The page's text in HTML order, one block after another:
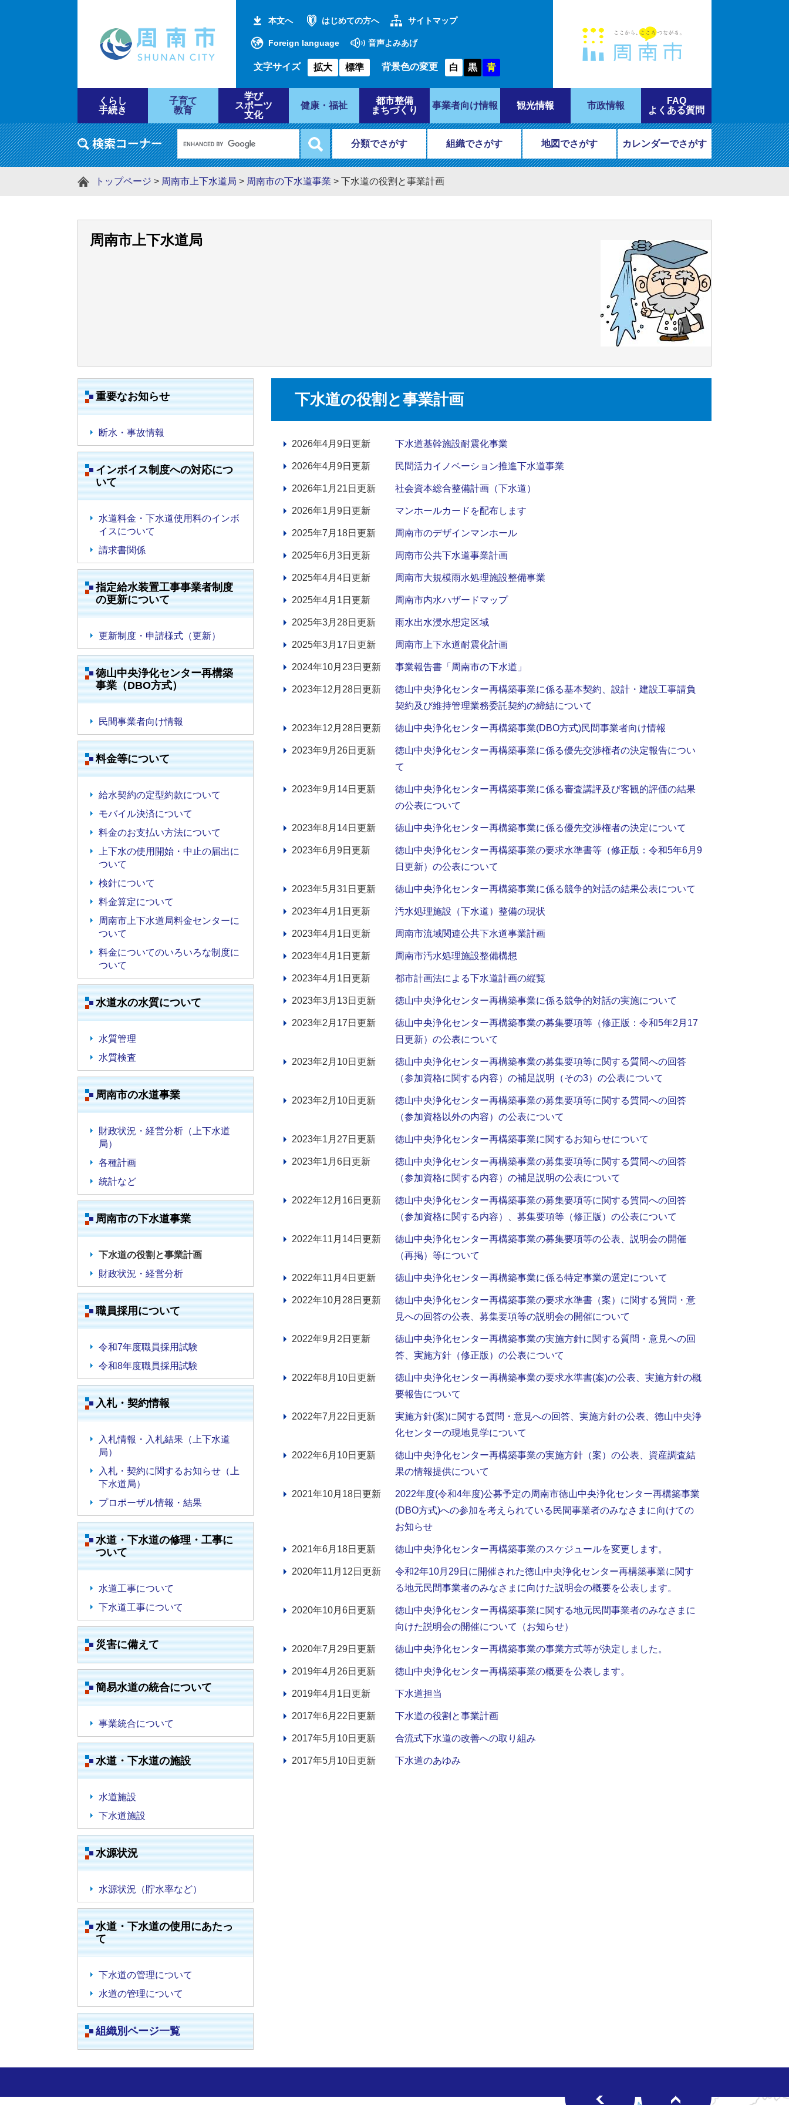
本文へ はじめての方へ サイトマップ
Foreign language 音声よみあげ
文字サイズ 拡大 標準 背景色の変更 白 黒 青
くらし
手続き
子育て
教育
学び
スポーツ
文化
健康・福祉
都市整備
まちづくり
事業者向け情報 観光情報 市政情報
FAQ
よくある質問
分類でさがす 組織でさがす 地図でさがす カレンダーでさがす
トップページ > 周南市上下水道局 > 周南市の下水道事業 > 下水道の役割と事業計画
周南市上下水道局
重要なお知らせ
断水・事故情報
インボイス制度への対応につ
いて
水道料金・下水道使用料のインボ
イスについて
請求書関係
指定給水装置工事事業者制度
の更新について
更新制度・申請様式（更新）
徳山中央浄化センター再構築
事業（DBO方式）
民間事業者向け情報
料金等について
給水契約の定型約款について
モバイル決済について
料金のお支払い方法について
上下水の使用開始・中止の届出に
ついて
検針について
料金算定について
周南市上下水道局料金センターに
ついて
料金についてのいろいろな制度に
ついて
水道水の水質について
水質管理
水質検査
周南市の水道事業
財政状況・経営分析（上下水道
局）
各種計画
統計など
周南市の下水道事業
下水道の役割と事業計画
財政状況・経営分析
職員採用について
令和7年度職員採用試験
令和8年度職員採用試験
入札・契約情報
入札情報・入札結果（上下水道
局）
入札・契約に関するお知らせ（上
下水道局）
プロポーザル情報・結果
水道・下水道の修理・工事に
ついて
水道工事について
下水道工事について
災害に備えて
簡易水道の統合について
事業統合について
水道・下水道の施設
水道施設
下水道施設
水源状況
水源状況（貯水率など）
水道・下水道の使用にあたっ
て
下水道の管理について
水道の管理について
組織別ページ一覧
下水道の役割と事業計画
2026年4月9日更新 下水道基幹施設耐震化事業
2026年4月9日更新 民間活力イノベーション推進下水道事業
2026年1月21日更新 社会資本総合整備計画（下水道）
2026年1月9日更新 マンホールカードを配布します
2025年7月18日更新 周南市のデザインマンホール
2025年6月3日更新 周南市公共下水道事業計画
2025年4月4日更新 周南市大規模雨水処理施設整備事業
2025年4月1日更新 周南市内水ハザードマップ
2025年3月28日更新 雨水出水浸水想定区域
2025年3月17日更新 周南市上下水道耐震化計画
2024年10月23日更新 事業報告書「周南市の下水道」
2023年12月28日更新
徳山中央浄化センター再構築事業に係る基本契約、設計・建設工事請負
契約及び維持管理業務委託契約の締結について
2023年12月28日更新 徳山中央浄化センター再構築事業(DBO方式)民間事業者向け情報
2023年9月26日更新
徳山中央浄化センター再構築事業に係る優先交渉権者の決定報告につい
て
2023年9月14日更新
徳山中央浄化センター再構築事業に係る審査講評及び客観的評価の結果
の公表について
2023年8月14日更新 徳山中央浄化センター再構築事業に係る優先交渉権者の決定について
2023年6月9日更新
徳山中央浄化センター再構築事業の要求水準書等（修正版：令和5年6月9
日更新）の公表について
2023年5月31日更新 徳山中央浄化センター再構築事業に係る競争的対話の結果公表について
2023年4月1日更新 汚水処理施設（下水道）整備の現状
2023年4月1日更新 周南市流域関連公共下水道事業計画
2023年4月1日更新 周南市汚水処理施設整備構想
2023年4月1日更新 都市計画法による下水道計画の縦覧
2023年3月13日更新 徳山中央浄化センター再構築事業に係る競争的対話の実施について
2023年2月17日更新
徳山中央浄化センター再構築事業の募集要項等（修正版：令和5年2月17
日更新）の公表について
2023年2月10日更新
徳山中央浄化センター再構築事業の募集要項等に関する質問への回答
（参加資格に関する内容）の補足説明（その3）の公表について
2023年2月10日更新
徳山中央浄化センター再構築事業の募集要項等に関する質問への回答
（参加資格以外の内容）の公表について
2023年1月27日更新 徳山中央浄化センター再構築事業に関するお知らせについて
2023年1月6日更新
徳山中央浄化センター再構築事業の募集要項等に関する質問への回答
（参加資格に関する内容）の補足説明の公表について
2022年12月16日更新
徳山中央浄化センター再構築事業の募集要項等に関する質問への回答
（参加資格に関する内容）、募集要項等（修正版）の公表について
2022年11月14日更新
徳山中央浄化センター再構築事業の募集要項等の公表、説明会の開催
（再掲）等について
2022年11月4日更新 徳山中央浄化センター再構築事業に係る特定事業の選定について
2022年10月28日更新
徳山中央浄化センター再構築事業の要求水準書（案）に関する質問・意
見への回答の公表、募集要項等の説明会の開催について
2022年9月2日更新
徳山中央浄化センター再構築事業の実施方針に関する質問・意見への回
答、実施方針（修正版）の公表について
2022年8月10日更新
徳山中央浄化センター再構築事業の要求水準書(案)の公表、実施方針の概
要報告について
2022年7月22日更新
実施方針(案)に関する質問・意見への回答、実施方針の公表、徳山中央浄
化センターの現地見学について
2022年6月10日更新
徳山中央浄化センター再構築事業の実施方針（案）の公表、資産調査結
果の情報提供について
2021年10月18日更新
2022年度(令和4年度)公募予定の周南市徳山中央浄化センター再構築事業
(DBO方式)への参加を考えられている民間事業者のみなさまに向けての
お知らせ
2021年6月18日更新 徳山中央浄化センター再構築事業のスケジュールを変更します。
2020年11月12日更新
令和2年10月29日に開催された徳山中央浄化センター再構築事業に関す
る地元民間事業者のみなさまに向けた説明会の概要を公表します。
2020年10月6日更新
徳山中央浄化センター再構築事業に関する地元民間事業者のみなさまに
向けた説明会の開催について（お知らせ）
2020年7月29日更新 徳山中央浄化センター再構築事業の事業方式等が決定しました。
2019年4月26日更新 徳山中央浄化センター再構築事業の概要を公表します。
2019年4月1日更新 下水道担当
2017年6月22日更新 下水道の役割と事業計画
2017年5月10日更新 合流式下水道の改善への取り組み
2017年5月10日更新 下水道のあゆみ